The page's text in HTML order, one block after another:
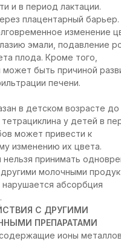
и в период лактации.
плацентарный
изменение
эмали, подавление
плода. Кроме того,
может быть причиной
печени.
в детском возрасте до
у детей в
может привести к
изменению их цвета.
нельзя принимать
молочными
нарушается абсорбция
С ДРУГИМИ
ПРЕПАРАТАМИ
ионы металлов